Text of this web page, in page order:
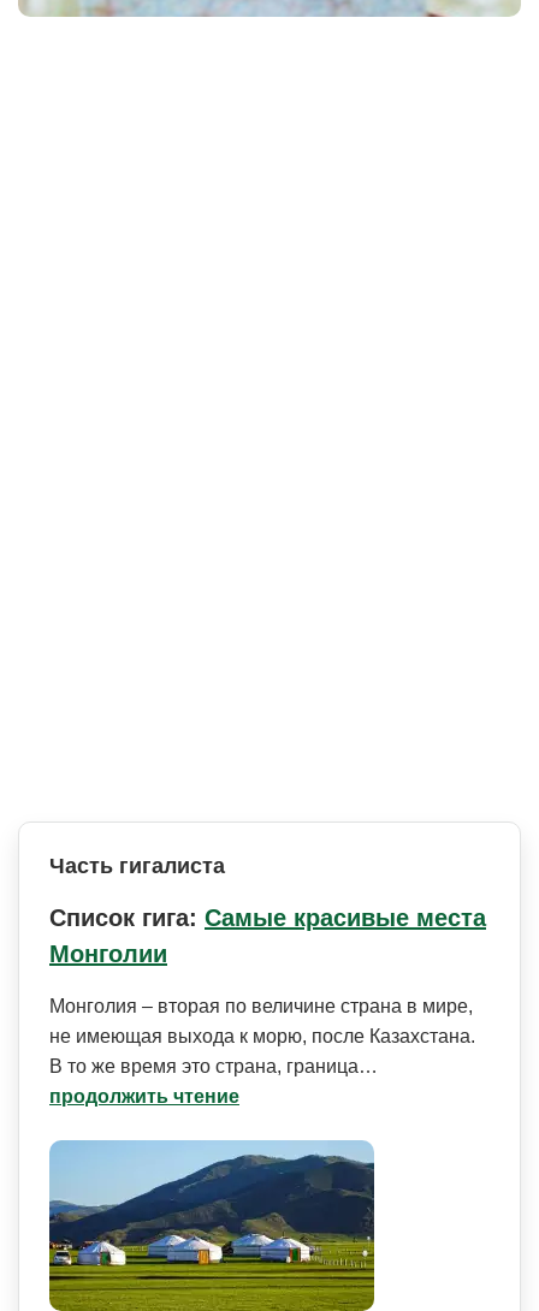
Часть гигалиста
Список гига: Самые красивые места
Монголии
Монголия – вторая по величине страна в мире,
не имеющая выхода к морю, после Казахстана.
В то же время это страна, граница…
продолжить чтение